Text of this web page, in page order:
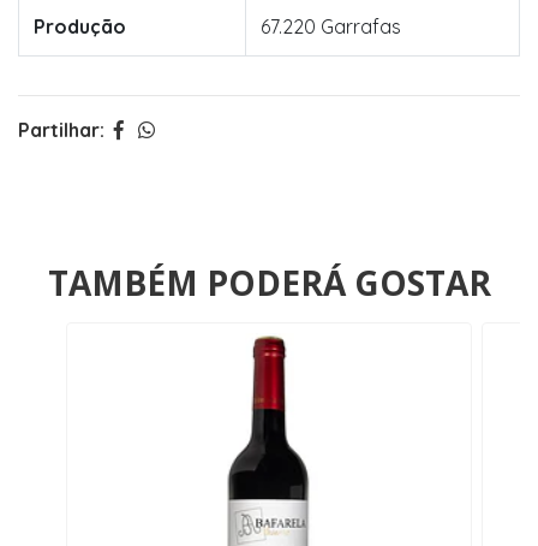
Produção 67.220 Garrafas
Partilhar:
TAMBÉM PODERÁ GOSTAR